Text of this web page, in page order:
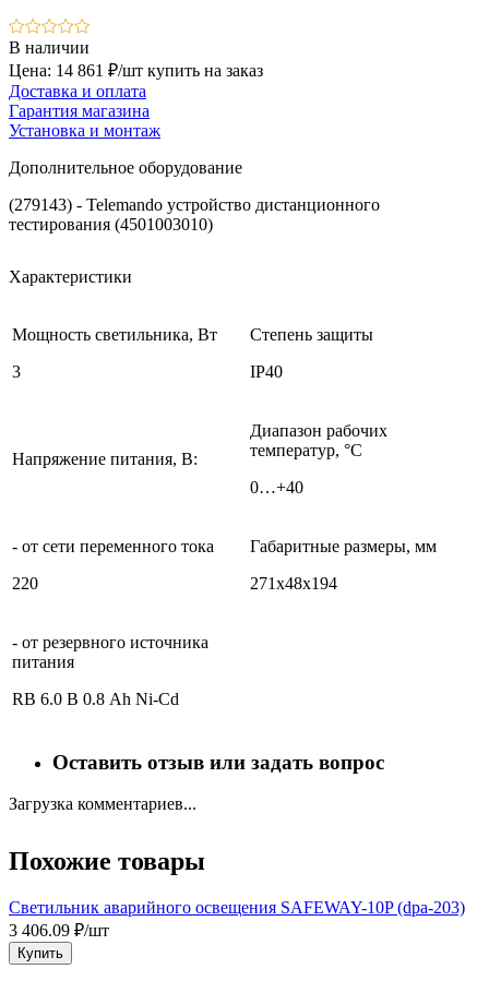
В наличии
Цена: 14 861 ₽/шт купить на заказ
Доставка и оплата
Гарантия магазина
Установка и монтаж
Дополнительное оборудование
(279143) - Telemando устройство дистанционного
тестирования (4501003010)
Характеристики
Мощность светильника, Вт
3
Степень защиты
IP40
Напряжение питания, B:
Диапазон рабочих
температур, °С
0…+40
- от сети переменного тока
220
Габаритные размеры, мм
271х48х194
- от резервного источника
питания
RB 6.0 В 0.8 Ah Ni-Cd
Оставить отзыв или задать вопрос
Загрузка комментариев...
Похожие товары
Светильник аварийного освещения SAFEWAY-10P (dpa-203)
3 406.09 ₽/шт
Купить